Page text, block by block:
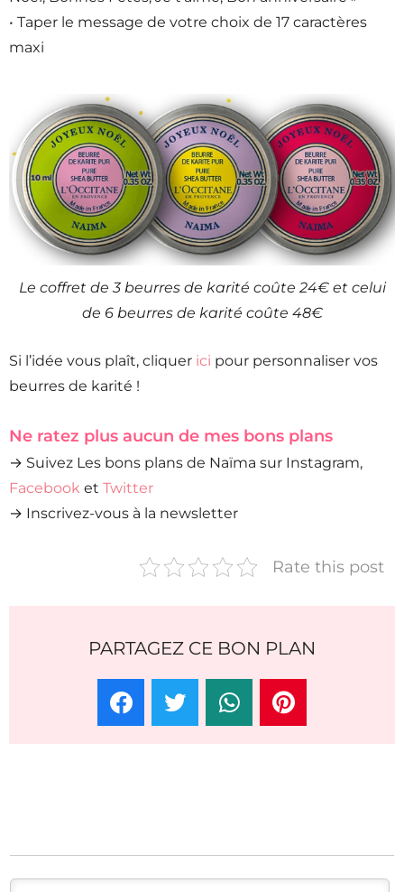
• Taper le message de votre choix de 17 caractères
maxi
Le coffret de 3 beurres de karité coûte 24€ et celui
de 6 beurres de karité coûte 48€
Si l’idée vous plaît, cliquer ici pour personnaliser vos
beurres de karité !
Ne ratez plus aucun de mes bons plans
→ Suivez Les bons plans de Naïma sur Instagram,
Facebook et Twitter
→ Inscrivez-vous à la newsletter
Rate this post
PARTAGEZ CE BON PLAN